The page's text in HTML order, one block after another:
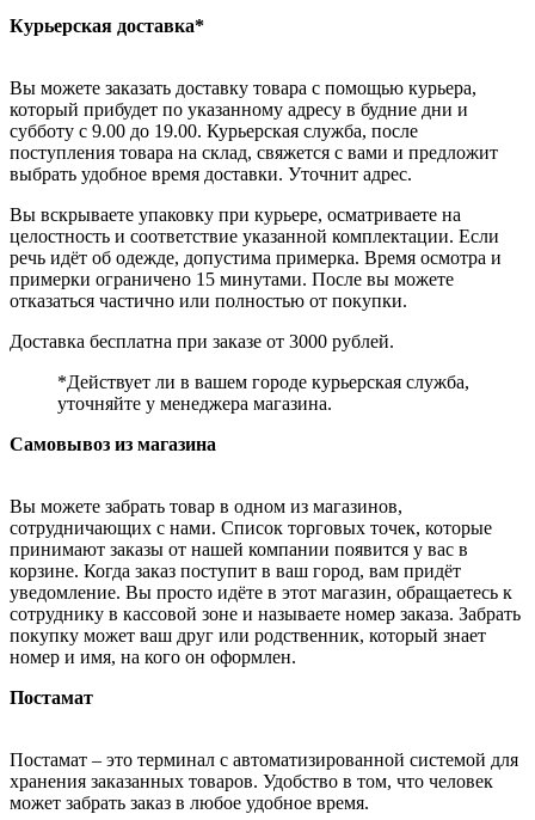
Курьерская доставка*
Вы можете заказать доставку товара с помощью курьера,
который прибудет по указанному адресу в будние дни и
субботу с 9.00 до 19.00. Курьерская служба, после
поступления товара на склад, свяжется с вами и предложит
выбрать удобное время доставки. Уточнит адрес.
Вы вскрываете упаковку при курьере, осматриваете на
целостность и соответствие указанной комплектации. Если
речь идёт об одежде, допустима примерка. Время осмотра и
примерки ограничено 15 минутами. После вы можете
отказаться частично или полностью от покупки.
Доставка бесплатна при заказе от 3000 рублей.
*Действует ли в вашем городе курьерская служба,
уточняйте у менеджера магазина.
Самовывоз из магазина
Вы можете забрать товар в одном из магазинов,
сотрудничающих с нами. Список торговых точек, которые
принимают заказы от нашей компании появится у вас в
корзине. Когда заказ поступит в ваш город, вам придёт
уведомление. Вы просто идёте в этот магазин, обращаетесь к
сотруднику в кассовой зоне и называете номер заказа. Забрать
покупку может ваш друг или родственник, который знает
номер и имя, на кого он оформлен.
Постамат
Постамат – это терминал с автоматизированной системой для
хранения заказанных товаров. Удобство в том, что человек
может забрать заказ в любое удобное время.